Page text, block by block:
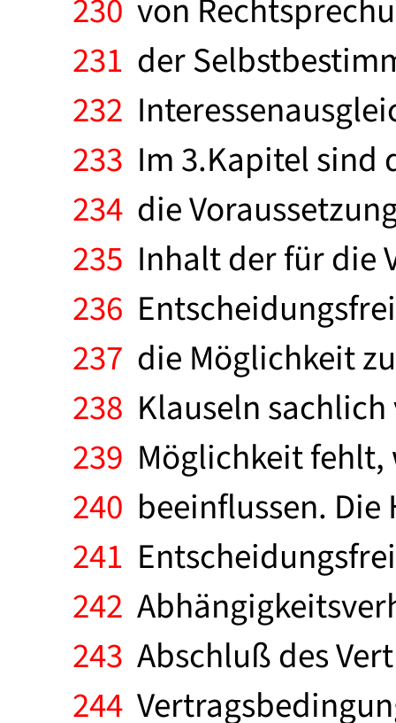
230 von
231 der
232
233 Im 3.Kapitel sind
234 die
235 Inhalt der für die
236
237 die Möglichkeit
238 Klauseln
239 Möglichkeit fehlt,
240 beeinflussen.
241
242
243 Abschluß des
244